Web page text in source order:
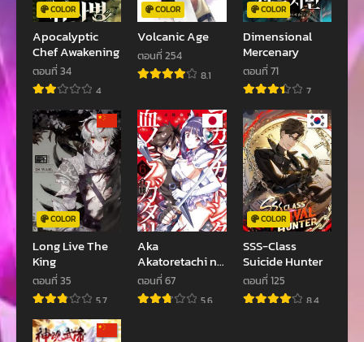
ตอนที่ 28
พฤศจิกายน 22, 2022
ตอนที่ 27
พฤศจิกายน 22, 2022
ตอนที่ 26
พฤศจิกายน 22, 2022 พฤศจิกายน 22, 2022
ตอนที่ 24
พฤศจิกายน 22, 2022
ตอนที่ 23
พฤศจิกายน 22, 2022
ตอนที่ 22
พฤศจิกายน 22, 2022
ตอนที่ 21
พฤศจิกายน 22, 2022
ตอนที่ 20
พฤศจิกายน 22, 2022
ตอนที่ 19
พฤศจิกายน 22, 2022
ตอนที่ 18
พฤศจิกายน 22, 2022
ตอนที่ 17
พฤศจิกายน 22, 2022
ตอนที่ 16
พฤศจิกายน 22, 2022
COLOR
Apocalyptic
Chef Awakening
ตอนที่ 34
4
COLOR
Volcanic Age
ตอนที่ 254
8.1
COLOR
Dimensional
Mercenary
ตอนที่ 71
7
COLOR
Long Live The
King
ตอนที่ 35
5.7
Aka
Akatoretachi no
Monogatari
ตอนที่ 67
5.6
COLOR
SSS-Class
Suicide Hunter
ตอนที่ 125
8.4